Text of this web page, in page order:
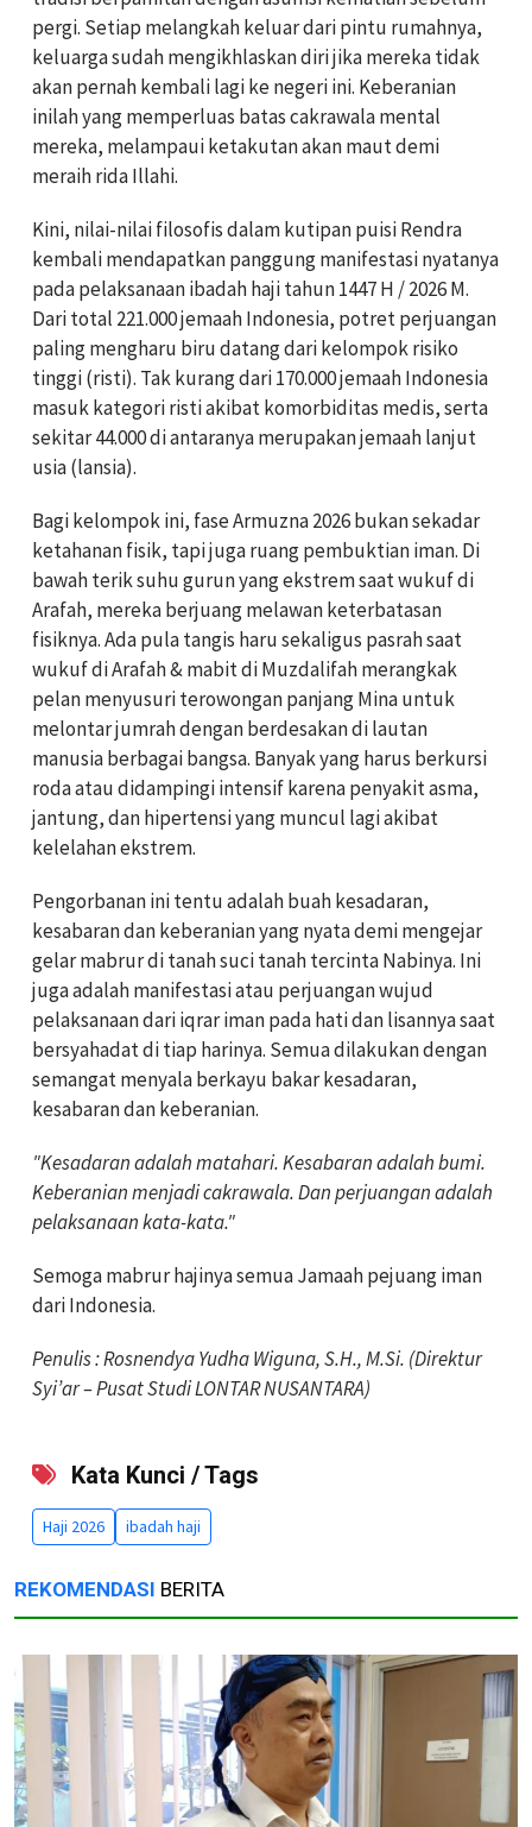
pergi. Setiap melangkah keluar dari pintu rumahnya,
keluarga sudah mengikhlaskan diri jika mereka tidak
akan pernah kembali lagi ke negeri ini. Keberanian
inilah yang memperluas batas cakrawala mental
mereka, melampaui ketakutan akan maut demi
meraih rida Illahi.
Kini, nilai-nilai filosofis dalam kutipan puisi Rendra
kembali mendapatkan panggung manifestasi nyatanya
pada pelaksanaan ibadah haji tahun 1447 H / 2026 M.
Dari total 221.000 jemaah Indonesia, potret perjuangan
paling mengharu biru datang dari kelompok risiko
tinggi (risti). Tak kurang dari 170.000 jemaah Indonesia
masuk kategori risti akibat komorbiditas medis, serta
sekitar 44.000 di antaranya merupakan jemaah lanjut
usia (lansia).
Bagi kelompok ini, fase Armuzna 2026 bukan sekadar
ketahanan fisik, tapi juga ruang pembuktian iman. Di
bawah terik suhu gurun yang ekstrem saat wukuf di
Arafah, mereka berjuang melawan keterbatasan
fisiknya. Ada pula tangis haru sekaligus pasrah saat
wukuf di Arafah & mabit di Muzdalifah merangkak
pelan menyusuri terowongan panjang Mina untuk
melontar jumrah dengan berdesakan di lautan
manusia berbagai bangsa. Banyak yang harus berkursi
roda atau didampingi intensif karena penyakit asma,
jantung, dan hipertensi yang muncul lagi akibat
kelelahan ekstrem.
Pengorbanan ini tentu adalah buah kesadaran,
kesabaran dan keberanian yang nyata demi mengejar
gelar mabrur di tanah suci tanah tercinta Nabinya. Ini
juga adalah manifestasi atau perjuangan wujud
pelaksanaan dari iqrar iman pada hati dan lisannya saat
bersyahadat di tiap harinya. Semua dilakukan dengan
semangat menyala berkayu bakar kesadaran,
kesabaran dan keberanian.
"Kesadaran adalah matahari. Kesabaran adalah bumi.
Keberanian menjadi cakrawala. Dan perjuangan adalah
pelaksanaan kata-kata."
Semoga mabrur hajinya semua Jamaah pejuang iman
dari Indonesia.
Penulis : Rosnendya Yudha Wiguna, S.H., M.Si. (Direktur
Syi’ar – Pusat Studi LONTAR NUSANTARA)
Kata Kunci / Tags
Haji 2026 ibadah haji
REKOMENDASI BERITA